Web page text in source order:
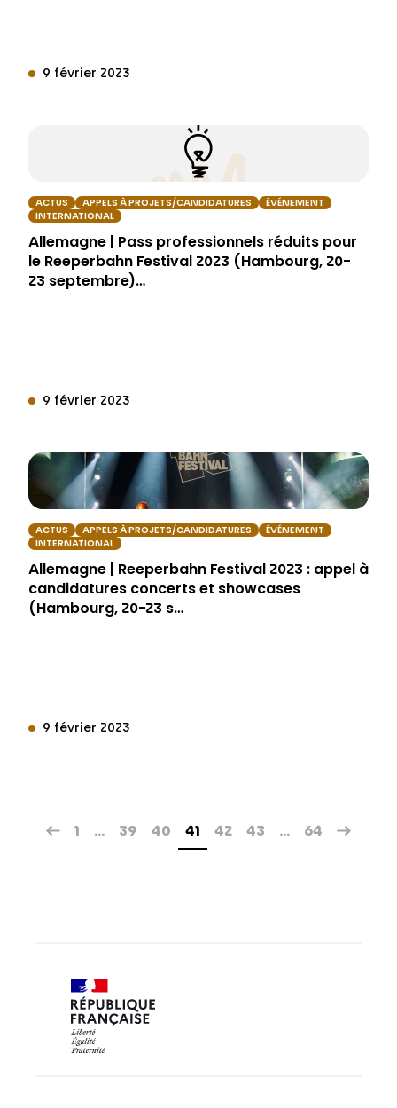
9 février 2023
ACTUS APPELS À PROJETS/CANDIDATURES
ÉVÉNEMENT
INTERNATIONAL
Allemagne | Pass professionnels réduits pour
le Reeperbahn Festival 2023 (Hambourg, 20-
23 septembre)…
9 février 2023
ACTUS APPELS À PROJETS/CANDIDATURES
ÉVÉNEMENT
INTERNATIONAL
Allemagne | Reeperbahn Festival 2023 : appel à
candidatures concerts et showcases
(Hambourg, 20-23 s…
9 février 2023
1 … 39 40 41 42 43 … 64